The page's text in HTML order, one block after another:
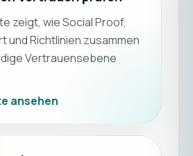
zeigt, wie Social Proof,
und Richtlinien zusammen
Vertrauensebene
ansehen